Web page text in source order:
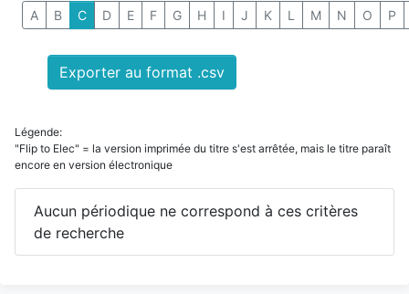
A B C D E F G H I J K L M N O P
Exporter au format .csv
Légende:
"Flip to Elec" = la version imprimée du titre s'est arrêtée, mais le titre paraît
encore en version électronique
Aucun périodique ne correspond à ces critères
de recherche